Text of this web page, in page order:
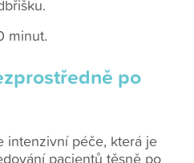
minut.
po
intenzivní péče, která je
pacientů těsně po